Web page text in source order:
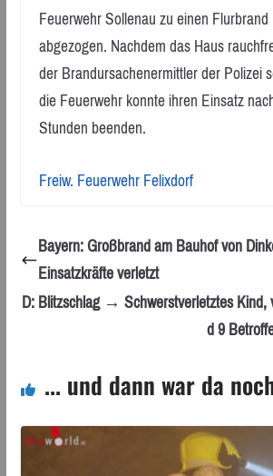
Feuerwehr Sollenau zu einen
abgezogen. Nachdem das Haus
der Brandursachenermittler der Polizei
die Feuerwehr konnte ihren Einsatz
Stunden beenden.
Freiw. Feuerwehr Felixdorf
Bayern: Großbrand am Bauhof von
Einsatzkräfte verletzt
D: Blitzschlag → Schwerstverletztes Kind,
d 9
... und dann war da